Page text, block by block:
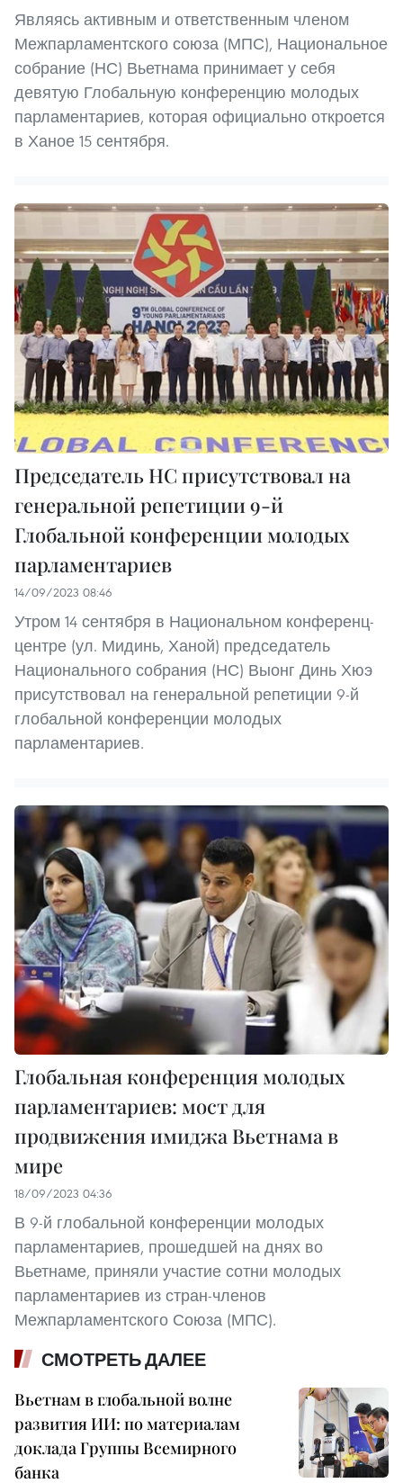
Являясь активным и ответственным членом
Межпарламентского союза (МПС), Национальное
собрание (НС) Вьетнама принимает у себя
девятую Глобальную конференцию молодых
парламентариев, которая официально откроется
в Ханое 15 сентября.
Председатель НС присутствовал на
генеральной репетиции 9-й
Глобальной конференции молодых
парламентариев
14/09/2023 08:46
Утром 14 сентября в Национальном конференц-
центре (ул. Мидинь, Ханой) председатель
Национального собрания (НС) Выонг Динь Хюэ
присутствовал на генеральной репетиции 9-й
глобальной конференции молодых
парламентариев.
Глобальная конференция молодых
парламентариев: мост для
продвижения имиджа Вьетнама в
мире
18/09/2023 04:36
В 9-й глобальной конференции молодых
парламентариев, прошедшей на днях во
Вьетнаме, приняли участие сотни молодых
парламентариев из стран-членов
Межпарламентского Союза (МПС).
СМОТРЕТЬ ДАЛЕЕ
Вьетнам в глобальной волне
развития ИИ: по материалам
доклада Группы Всемирного
банка